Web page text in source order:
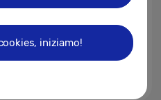
Ultra 5G approdano da oggi
Italia
iniziamo!